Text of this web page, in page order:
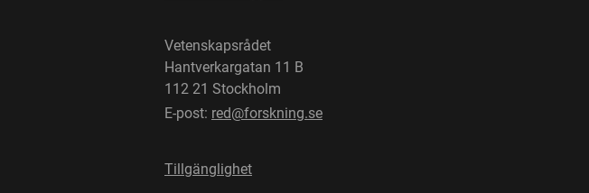
Vetenskapsrådet
Hantverkargatan 11 B
112 21 Stockholm
E-post: red@forskning.se
Tillgänglighet